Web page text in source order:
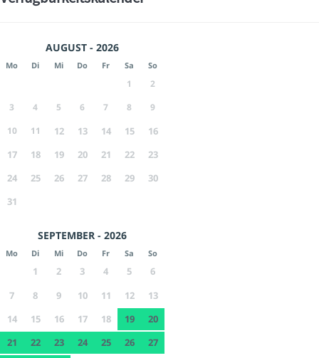
AUGUST - 2026
Mo Di Mi Do Fr Sa So
1
2
3
4 5 6 7 8
9
10
11 12 13 14 15
16
17
18 19 20 21 22
23
24
25 26 27 28 29
30
31
SEPTEMBER - 2026
Mo Di Mi Do Fr Sa So
1 2 3 4 5
6
7
8 9 10 11 12
13
14
15 16 17 18 19
20
21
22 23 24 25 26
27